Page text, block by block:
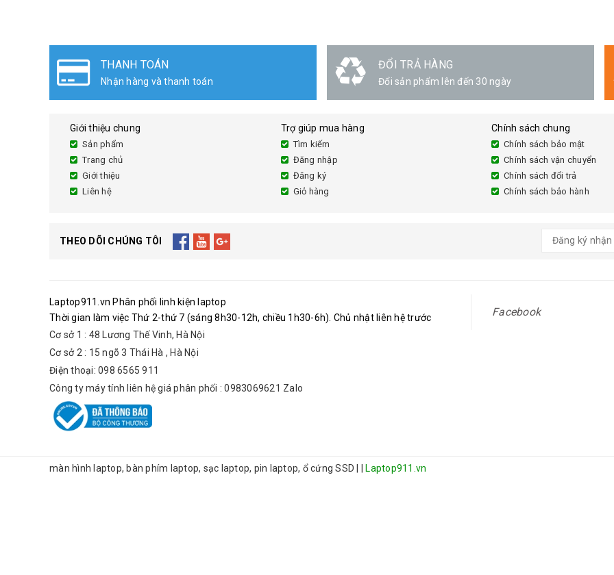
THANH TOÁN
Nhận hàng và thanh toán
ĐỔI TRẢ HÀNG
Đổi sản phẩm lên đến 30 ngày
Giới thiệu chung
Sản phẩm
Trang chủ
Giới thiệu
Liên hệ
Trợ giúp mua hàng
Tìm kiếm
Đăng nhập
Đăng ký
Giỏ hàng
Chính sách chung
Chính sách bảo mật
Chính sách vận chuyển
Chính sách đổi trả
Chính sách bảo hành
THEO DÕI CHÚNG TÔI
Laptop911.vn Phân phối linh kiện laptop
Thời gian làm việc Thứ 2-thứ 7 (sáng 8h30-12h, chiều 1h30-6h). Chủ nhật liên hệ trước
Cơ sở 1 : 48 Lương Thế Vinh, Hà Nội
Cơ sở 2 : 15 ngõ 3 Thái Hà , Hà Nội
Điện thoại: 098 6565 911
Công ty máy tính liên hệ giá phân phối : 0983069621 Zalo
Facebook
màn hình laptop, bàn phím laptop, sạc laptop, pin laptop, ổ cứng SSD Laptop911.vn